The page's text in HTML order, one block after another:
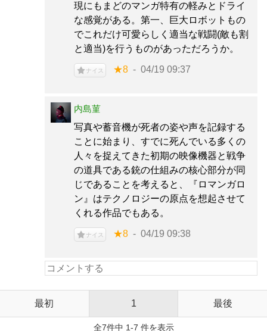
現にもまどのマンガ特有の軽みとドライ
な感覚がある。第一、巨大ロボットもの
でこれだけ可愛らしく適当な戦闘(敵も割
と適当)を行うものがあっただろうか。
ナイス ★8 04/19 09:37
内島菫
写真や蓄音機が死者の姿や声を記録する
ことに始まり、すでに死んでいる多くの
人々を捉えてきた初期の映像機器と戦争
の道具である銃の仕組みの核心部分が同
じであることを考えると、『ロマンガロ
ン』はテクノロジーの原点を想起させて
くれる作品でもある。
ナイス ★8 04/19 09:38
最初 1 最後
全7件中 1-7 件を表示